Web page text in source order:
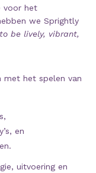
voor het
we Sprightly
be lively, vibrant,
met het spelen van
en
uitvoering en